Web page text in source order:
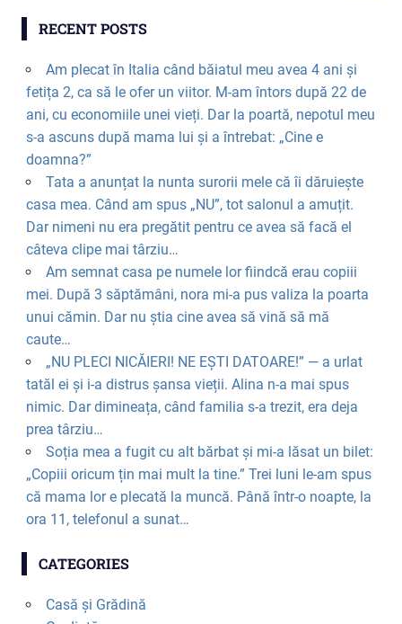
RECENT POSTS
Am plecat în Italia când băiatul meu avea 4 ani și
fetița 2, ca să le ofer un viitor. M-am întors după 22 de
ani, cu economiile unei vieți. Dar la poartă, nepotul meu
s-a ascuns după mama lui și a întrebat: „Cine e
doamna?”
Tata a anunțat la nunta surorii mele că îi dăruiește
casa mea. Când am spus „NU”, tot salonul a amuțit.
Dar nimeni nu era pregătit pentru ce avea să facă el
câteva clipe mai târziu…
Am semnat casa pe numele lor fiindcă erau copiii
mei. După 3 săptămâni, nora mi-a pus valiza la poarta
unui cămin. Dar nu știa cine avea să vină să mă
caute…
„NU PLECI NICĂIERI! NE EȘTI DATOARE!” — a urlat
tatăl ei și i-a distrus șansa vieții. Alina n-a mai spus
nimic. Dar dimineața, când familia s-a trezit, era deja
prea târziu…
Soția mea a fugit cu alt bărbat și mi-a lăsat un bilet:
„Copiii oricum țin mai mult la tine.” Trei luni le-am spus
că mama lor e plecată la muncă. Până într-o noapte, la
ora 11, telefonul a sunat…
CATEGORIES
Casă și Grădină